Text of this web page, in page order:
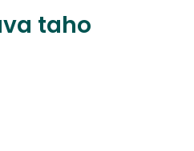
taho